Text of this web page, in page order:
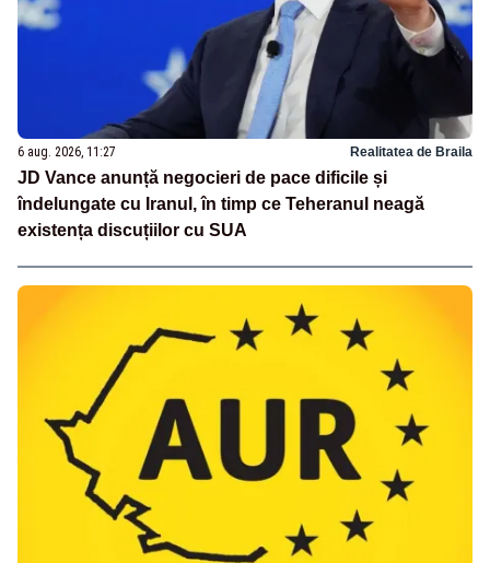
6 aug. 2026, 11:27 Realitatea de Braila
JD Vance anunță negocieri de pace dificile și
îndelungate cu Iranul, în timp ce Teheranul neagă
existența discuțiilor cu SUA